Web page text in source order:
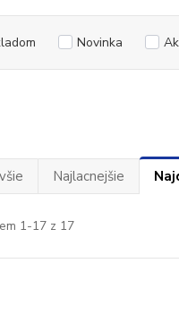
Novinka
Najlacnejšie
1-17 z 17